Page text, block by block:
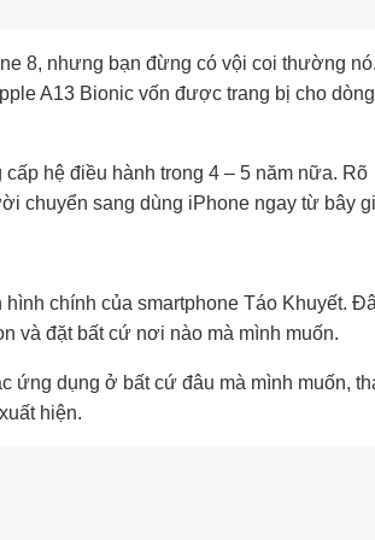
8, nhưng bạn đừng có vội coi thường
A13 Bionic vốn được trang bị cho dòng
hệ điều hành trong 4 – 5 năm nữa. Rõ
chuyển sang dùng iPhone ngay từ bây
chính của smartphone Táo Khuyết.
và đặt bất cứ nơi nào mà mình muốn.
ứng dụng ở bất cứ đâu mà mình muốn,
hiện.